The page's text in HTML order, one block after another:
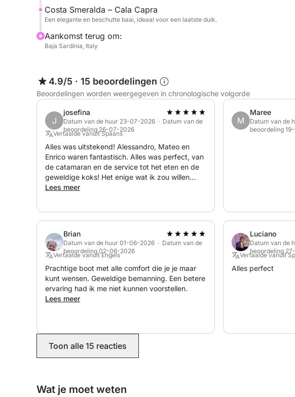
Costa Smeralda – Cala Capra
Een elegante en beschutte baai, ideaal voor een laatste duik.
Aankomst terug om:
Baja Sardinia, Italy
4.9/5 · 15 beoordelingen
Beoordelingen worden weergegeven in chronologische volgorde
J
josefina
Datum van de huur 23-07-2026 · Datum van de
beoordeling 26-07-2026
Vertaalde vanuit Spaans
Alles was uitstekend! Alessandro, Mateo en
Enrico waren fantastisch. Alles was perfect, van
de catamaran en de service tot het eten en de
geweldige koks! Het enige wat ik zou willen
verbeteren, is een duidelijker overzicht van
spectaculaire en onvergetelijke dagen van onze
vakantie op Sardinië.
Lees meer
M
Maree
Datum van de
beoordeling
Brian
Datum van de huur 01-06-2026 · Datum van de
beoordeling 02-06-2026
Vertaalde vanuit Engels
Prachtige boot met alle comfort die je je maar
kunt wensen. Geweldige bemanning. Een betere
ervaring had ik me niet kunnen voorstellen.
Lees meer
Luciano
Datum van de
beoordeling
Vertaalde vanuit
Alles perfect
Toon alle 15 reacties
Wat je moet weten